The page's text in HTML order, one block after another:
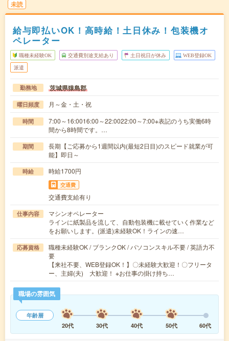
未読
給与即払いOK！高時給！土日休み！包装機オ
ペレーター
職種未経験OK 交通費別途支給あり 土日祝日が休み WEB登録OK
派遣
勤務地 茨城県猿島郡
曜日頻度 月～金・土・祝
時間
7:00～16:0016:00～22:0022:00～7:00※表記のうち実働6時
間から8時間です。…
期間
長期【ご応募から1週間以内(最短2日目)のスピード就業が可
能】即日～
時給 時給1700円
交通費
交通費支給有り
仕事内容
マシンオペレーター
ラインに紙製品を流して、自動包装機に載せていく作業など
をお願いします。(派遣)未経験OK！ラインの速…
応募資格
職種未経験OK / ブランクOK / パソコンスキル不要 / 英語力不
要
【来社不要、WEB登録OK！】〇未経験大歓迎！〇フリータ
ー、主婦(夫) 大歓迎！ ※お仕事の掛け持ち…
職場の雰囲気
年齢層
20代
30代 40代 50代 60代